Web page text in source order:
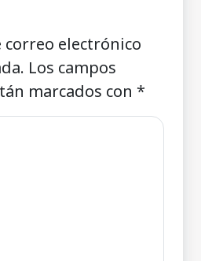
correo electrónico
Los campos
marcados con *